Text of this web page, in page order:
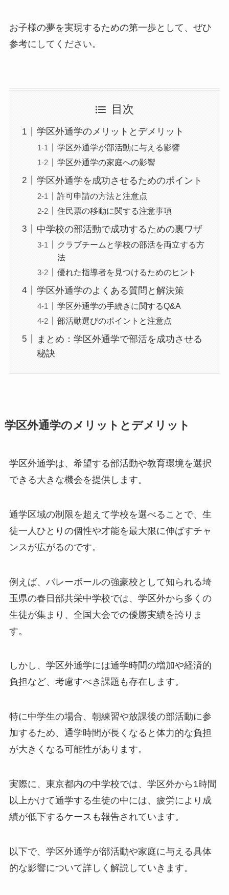
お子様の夢を実現するための第一歩として、ぜひ
参考にしてください。
目次
学区外通学のメリットとデメリット
学区外通学が部活動に与える影響
学区外通学の家庭への影響
学区外通学を成功させるためのポイント
許可申請の方法と注意点
住民票の移動に関する注意事項
中学校の部活動で成功するための裏ワザ
クラブチームと学校の部活を両立する方
法
優れた指導者を見つけるためのヒント
学区外通学のよくある質問と解決策
学区外通学の手続きに関するQ&A
部活動選びのポイントと注意点
まとめ：学区外通学で部活を成功させる
秘訣
学区外通学のメリットとデメリット
学区外通学は、希望する部活動や教育環境を選択
できる大きな機会を提供します。
通学区域の制限を超えて学校を選べることで、生
徒一人ひとりの個性や才能を最大限に伸ばすチャ
ンスが広がるのです。
例えば、バレーボールの強豪校として知られる埼
玉県の春日部共栄中学校では、学区外から多くの
生徒が集まり、全国大会での優勝実績を誇りま
す。
しかし、学区外通学には通学時間の増加や経済的
負担など、考慮すべき課題も存在します。
特に中学生の場合、朝練習や放課後の部活動に参
加するため、通学時間が長くなると体力的な負担
が大きくなる可能性があります。
実際に、東京都内の中学校では、学区外から1時間
以上かけて通学する生徒の中には、疲労により成
績が低下するケースも報告されています。
以下で、学区外通学が部活動や家庭に与える具体
的な影響について詳しく解説していきます。